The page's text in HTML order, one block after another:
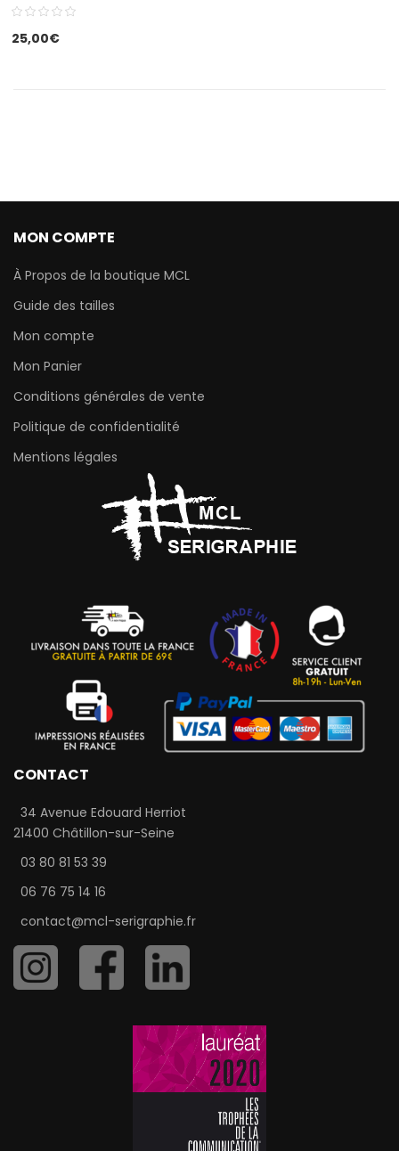
25,00€
MON COMPTE
À Propos de la boutique MCL
Guide des tailles
Mon compte
Mon Panier
Conditions générales de vente
Politique de confidentialité
Mentions légales
CONTACT
34 Avenue Edouard Herriot
21400 Châtillon-sur-Seine
03 80 81 53 39
06 76 75 14 16
contact@mcl-serigraphie.fr